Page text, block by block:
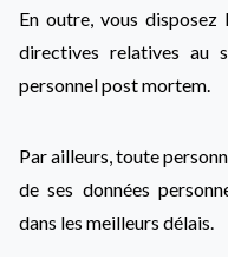
En outre, vous
directives relatives au
personnel post mortem.
Par ailleurs, toute
de ses données
dans les meilleurs délais.